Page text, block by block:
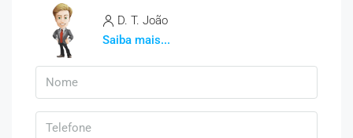
D. T. João
Saiba mais...